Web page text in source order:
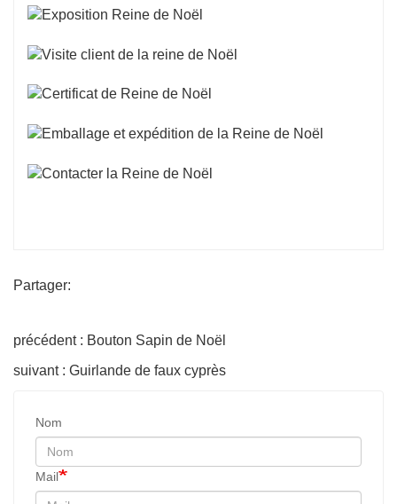
Partager:
précédent : Bouton Sapin de Noël
suivant : Guirlande de faux cyprès
Nom
Mail